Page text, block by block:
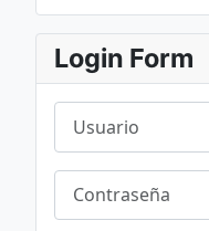
Login Form
Usuario
Contraseña